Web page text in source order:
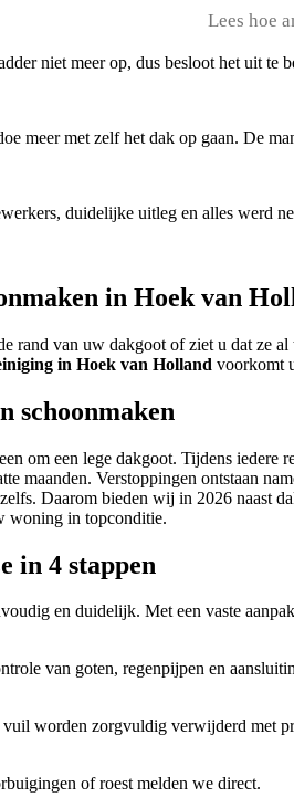
Lees hoe
niet meer op, dus besloot het uit te
meer met zelf het dak op gaan. De
duidelijke uitleg en alles werd
in Hoek van
rand van uw dakgoot of ziet u dat ze
in Hoek van Holland voorkomt
schoonmaken
om een lege dakgoot. Tijdens
maanden. Verstoppingen ontstaan
zelfs. Daarom bieden wij in 2026 naast
woning in topconditie.
in 4 stappen
en duidelijk. Met een vaste
van goten, regenpijpen en
worden zorgvuldig verwijderd met
of roest melden we direct.